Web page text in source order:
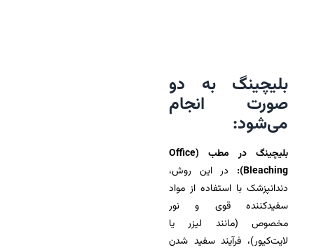
بلیچینگ به دو
صورت انجام
می‌شود:
بلیچینگ در مطب (Office
Bleaching):
در این روش،
دندانپزشک با استفاده از مواد
سفیدکننده قوی و نور
مخصوص (مانند لیزر یا
لایت‌کیور)، فرآیند سفید شدن